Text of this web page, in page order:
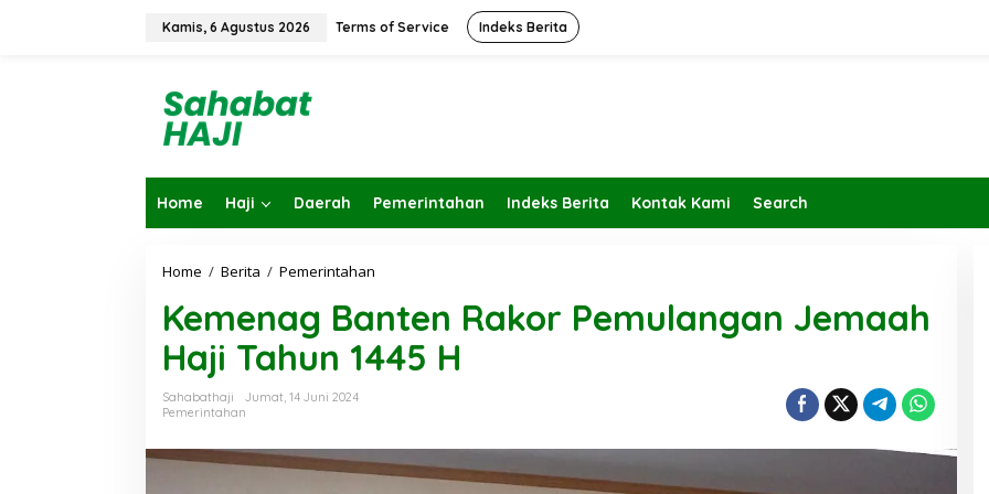
Kamis, 6 Agustus 2026 Terms of Service Indeks Berita
Home Haji Daerah Pemerintahan Indeks Berita Kontak Kami Search
Home / Berita / Pemerintahan
m
e
n
a
n
t
Kemenag Banten Rakor Pemulangan Jemaah
Haji Tahun 1445 H
Sahabathaji
Jumat, 14 Juni 2024
Pemerintahan